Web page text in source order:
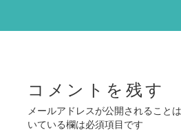
シ
コメントを残す
メールアドレスが公開されること
いている欄は必須項目です